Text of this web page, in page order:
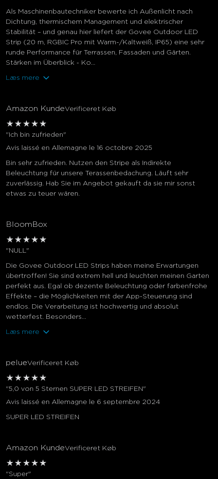
Als Maschinenbautechniker bewerte ich Außenlicht nach
Dichtung, thermischem Management und elektrischer
Stabilität – und genau hier liefert der Govee Outdoor LED
Strip (20 m, RGBIC Pro mit Warm-/Kaltweiß, IP65) eine sehr
runde Performance für Terrassen, Fassaden und Gärten.
Stärken im Überblick - Ko...
Læs mere
Amazon KundeVerificeret Køb
★ ★ ★ ★ ★
"Ich bin zufrieden"
Avis laissé en Allemagne le 16 octobre 2025
Bin sehr zufrieden. Nutzen den Stripe als Indirekte
Beleuchtung für unsere Terassenbedachung. Läuft sehr
zuverlässig. Hab Sie im Angebot gekauft da sie mir sonst
etwas zu teuer wären.
BloomBox
★ ★ ★ ★ ★
"NULL"
Die Govee Outdoor LED Strips haben meine Erwartungen
übertroffen! Sie sind extrem hell und leuchten meinen Garten
perfekt aus. Egal ob dezente Beleuchtung oder farbenfrohe
Effekte – die Möglichkeiten mit der App-Steuerung sind
endlos. Die Verarbeitung ist hochwertig und absolut
wetterfest. Besonders...
Læs mere
pelueVerificeret Køb
★ ★ ★ ★ ★
"5,0 von 5 Sternen SUPER LED STREIFEN"
Avis laissé en Allemagne le 6 septembre 2024
SUPER LED STREIFEN
Amazon KundeVerificeret Køb
★ ★ ★ ★ ★
"Super"